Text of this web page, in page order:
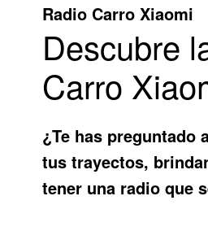
Radio Carro Xiaomi
Descubre
Carro
¿Te has preguntado
tus trayectos,
tener una radio que